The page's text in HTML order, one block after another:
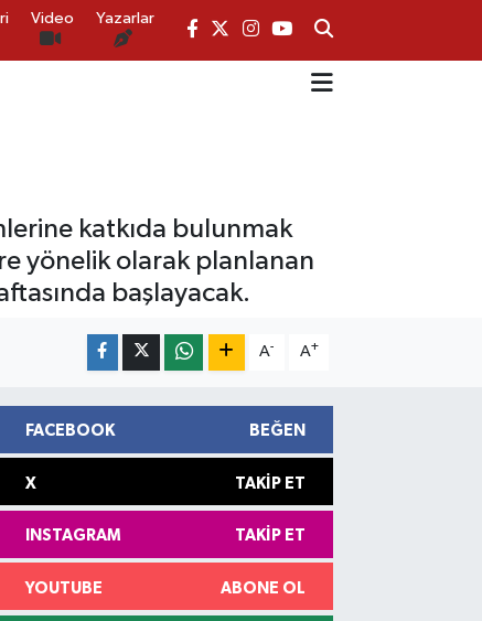
Video Yazarlar
katkıda bulunmak
yönelik olarak planlanan
başlayacak.
A- A+
FACEBOOK BEĞEN
X TAKIP ET
INSTAGRAM TAKIP ET
YOUTUBE ABONE OL